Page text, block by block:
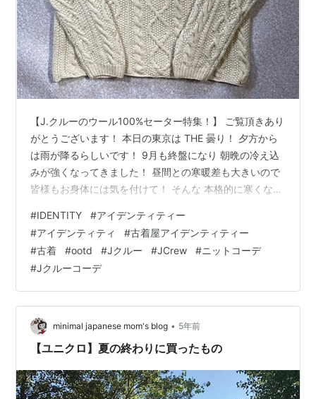
【J.クルーのウール100%セーター特集！】 ご覧頂きあり
がとうございます！ 本日の東京は THE 曇り！ 夕方から
は雨が降るらしいです！ 9月も終盤になり 朝晩の冷え込
みが強くなってきました！ 昼間との寒暖差も大きいので
皆様もお身体には気を付けて！ そんな 本格的に寒くなる
クルー！ 好きな人も多いのではないでしょうか！？ 今回
はウール１００％の 使えるやつを揃えました！ 是非じっ
くりとご覧下さいませ！ 「J.Crew(J.クルー)」ラムズウ
ール アイボリー アラン フィッシャーマンズセーター ニ
ット [2011033] J.Crew(…
#IDENTITY #アイデンティティー
#アイデンティティ #古着屋アイデンティティー
#古着 #ootd #Jクルー #JCrew #ニットコーデ
#Jクルーコーデ
minimal japanese mom's blog • 5年前
【ユニクロ】夏の終わりに買ったもの